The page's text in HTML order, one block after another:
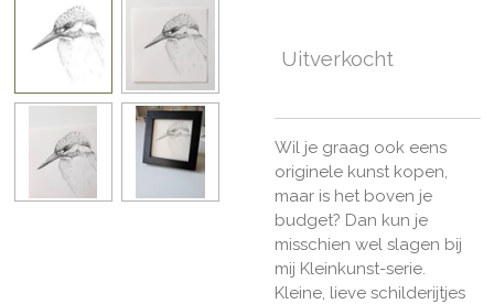
Uitverkocht
Wil je graag ook eens
originele kunst kopen,
maar is het boven je
budget? Dan kun je
misschien wel slagen bij
mij Kleinkunst-serie.
Kleine, lieve schilderijtjes